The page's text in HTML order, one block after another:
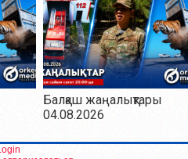
Балқаш жаңалықтары
04.08.2026